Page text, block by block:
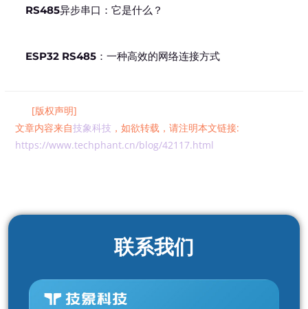
RS485异步串口：它是什么？
ESP32 RS485：一种高效的网络连接方式
[版权声明]
文章内容来自技象科技 ，如欲转载，请注明本文链接:
https://www.techphant.cn/blog/42117.html
联系我们